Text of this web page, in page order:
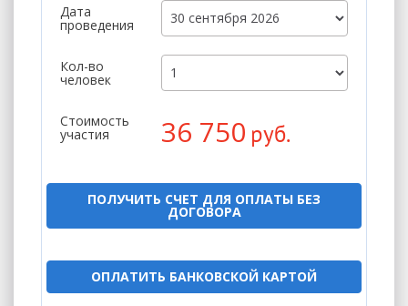
Дата
проведения
Кол-во
человек
Стоимость
участия 36 750 руб.
ПОЛУЧИТЬ СЧЕТ ДЛЯ ОПЛАТЫ БЕЗ
ДОГОВОРА
ОПЛАТИТЬ БАНКОВСКОЙ КАРТОЙ